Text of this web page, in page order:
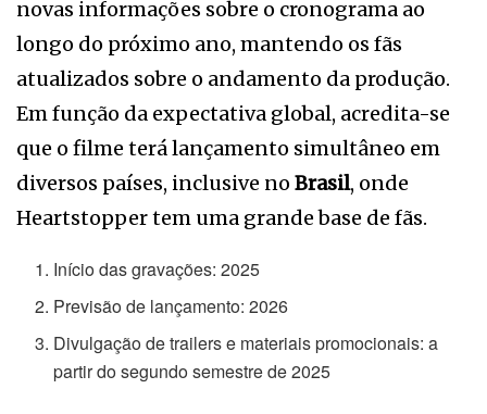
novas informações sobre o cronograma ao
longo do próximo ano, mantendo os fãs
atualizados sobre o andamento da produção.
Em função da expectativa global, acredita-se
que o filme terá lançamento simultâneo em
diversos países, inclusive no Brasil, onde
Heartstopper tem uma grande base de fãs.
Início das gravações: 2025
Previsão de lançamento: 2026
Divulgação de trailers e materiais promocionais: a
partir do segundo semestre de 2025